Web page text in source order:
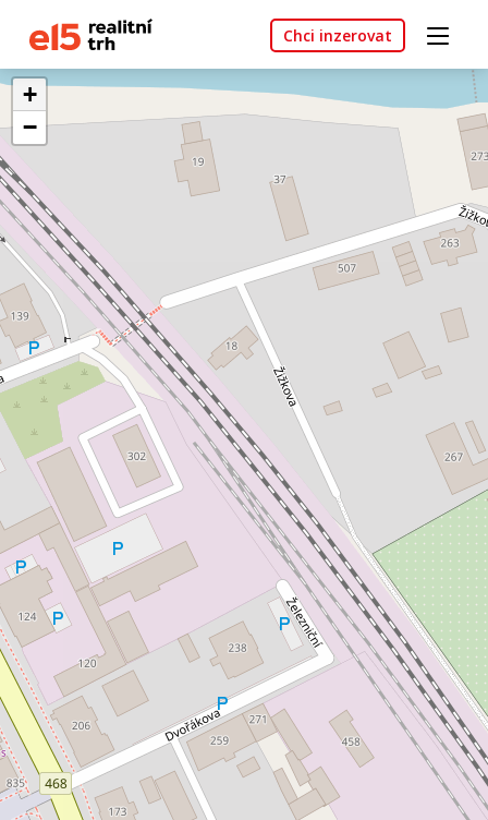
Chci inzerovat
+
−